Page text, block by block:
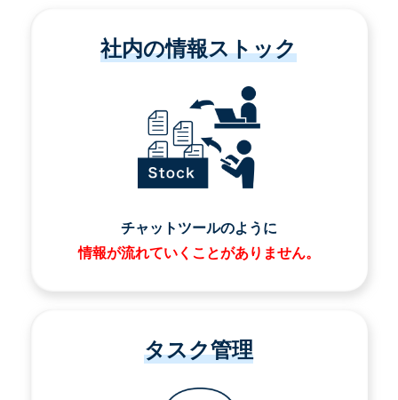
社内の情報ストック
チャットツールのように
情報が流れていくことがありません。
タスク管理